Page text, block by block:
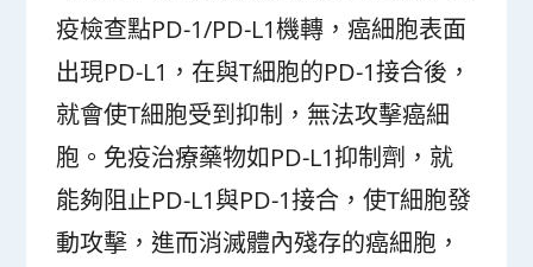
疫檢查點PD-1/PD-L1機轉，癌細胞表面
出現PD-L1，在與T細胞的PD-1接合後，
就會使T細胞受到抑制，無法攻擊癌細
胞。免疫治療藥物如PD-L1抑制劑，就
能夠阻止PD-L1與PD-1接合，使T細胞發
動攻擊，進而消滅體內殘存的癌細胞，